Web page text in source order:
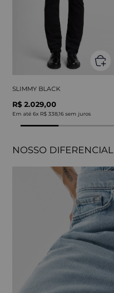
SLIMMY BLACK
R$ 2.029,00
Em até 6x R$ 338,16 sem juros
NOSSO DIFERENCIAL